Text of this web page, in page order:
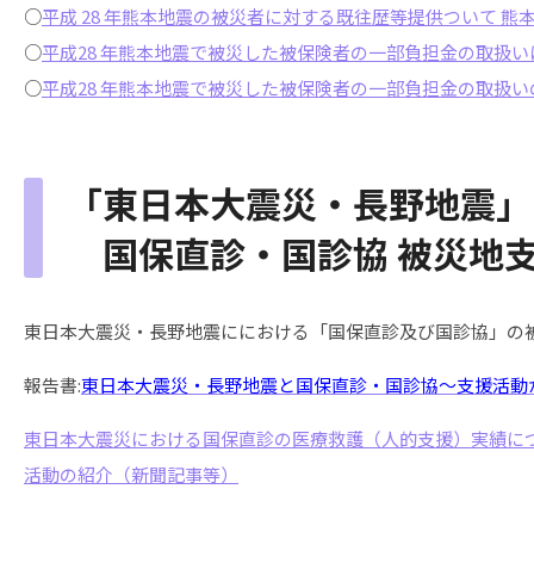
○平成 28 年熊本地震の被災者に対する既往歴等提供ついて
○平成28 年熊本地震で被災した被保険者の一部負担金の取扱
○平成28 年熊本地震で被災した被保険者の一部負担金の取扱
「東日本大震災・長野地震」
国保直診・国診協 被災地
東日本大震災・長野地震ににおける「国保直診及び国診協」
報告書:東日本大震災・長野地震と国保直診・国診協～支援活
東日本大震災における国保直診の医療救護（人的支援）実績に
活動の紹介（新聞記事等）